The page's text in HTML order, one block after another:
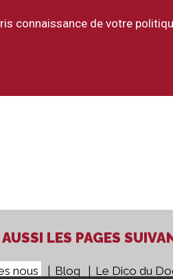
connaissance de votre
LES PAGES
nous Blog Le Dico du